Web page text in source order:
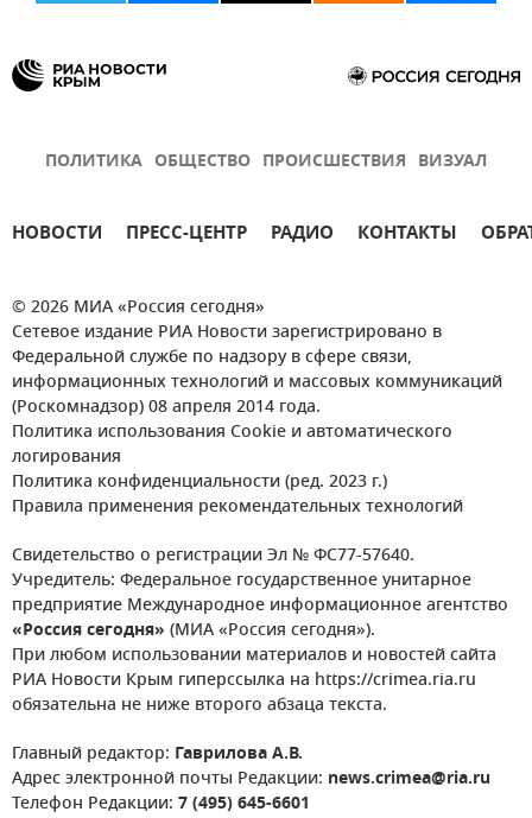
ПОЛИТИКА ОБЩЕСТВО ПРОИСШЕСТВИЯ ВИЗУАЛ
НОВОСТИ ПРЕСС-ЦЕНТР РАДИО КОНТАКТЫ
© 2026 МИА «Россия сегодня»
Сетевое издание РИА Новости зарегистрировано в
Федеральной службе по надзору в сфере связи,
информационных технологий и массовых коммуникаций
(Роскомнадзор) 08 апреля 2014 года.
Политика использования Cookie и автоматического
логирования
Политика конфиденциальности (ред. 2023 г.)
Правила применения рекомендательных технологий
Свидетельство о регистрации Эл № ФС77-57640.
Учредитель: Федеральное государственное унитарное
предприятие Международное информационное агентство
«Россия сегодня» (МИА «Россия сегодня»).
При любом использовании материалов и новостей сайта
РИА Новости Крым гиперссылка на https://crimea.ria.ru
обязательна не ниже второго абзаца текста.
Главный редактор: Гаврилова А.В.
Адрес электронной почты Редакции: news.crimea@ria.ru
Телефон Редакции: 7 (495) 645-6601